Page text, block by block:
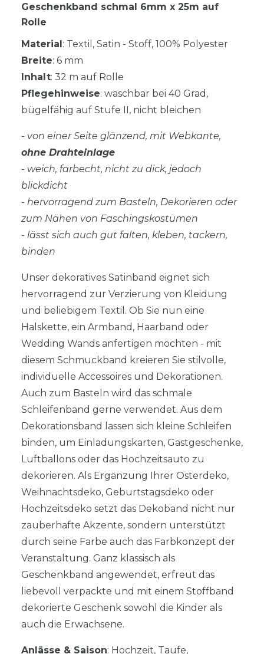
Geschenkband schmal 6mm x 25m auf
Rolle
Material: Textil, Satin - Stoff, 100% Polyester
Breite: 6 mm
Inhalt: 32 m auf Rolle
Pflegehinweise: waschbar bei 40 Grad,
bügelfähig auf Stufe II, nicht bleichen
- von einer Seite glänzend, mit Webkante,
ohne Drahteinlage
- weich, farbecht, nicht zu dick, jedoch
blickdicht
- hervorragend zum Basteln, Dekorieren oder
zum Nähen von Faschingskostümen
- lässt sich auch gut falten, kleben, tackern,
binden
Unser dekoratives Satinband eignet sich
hervorragend zur Verzierung von Kleidung
und beliebigem Textil. Ob Sie nun eine
Halskette, ein Armband, Haarband oder
Wedding Wands anfertigen möchten - mit
diesem Schmuckband kreieren Sie stilvolle,
individuelle Accessoires und Dekorationen.
Auch zum Basteln wird das schmale
Schleifenband gerne verwendet. Aus dem
Dekorationsband lassen sich kleine Schleifen
binden, um Einladungskarten, Gastgeschenke,
Luftballons oder das Hochzeitsauto zu
dekorieren. Als Ergänzung Ihrer Osterdeko,
Weihnachtsdeko, Geburtstagsdeko oder
Hochzeitsdeko setzt das Dekoband nicht nur
zauberhafte Akzente, sondern unterstützt
durch seine Farbe auch das Farbkonzept der
Veranstaltung. Ganz klassisch als
Geschenkband angewendet, erfreut das
liebevoll verpackte und mit einem Stoffband
dekorierte Geschenk sowohl die Kinder als
auch die Erwachsene.
Anlässe & Saison: Hochzeit, Taufe,